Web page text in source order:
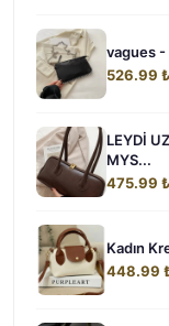
vagues -
526.99 ₺
LEYDİ
MYS...
475.99 ₺
Kadın
448.99